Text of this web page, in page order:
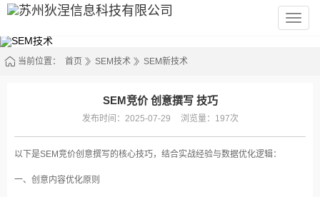
苏
州
当前位置： 首页 SEM技术 SEM新技术
SEM竞价 创意撰写 技巧
发布时间：2025-07-29 浏览量：197次
以下是SEM竞价创意撰写的核心技巧，结合实战经验与数据优化逻辑：
一、创意内容优化原则